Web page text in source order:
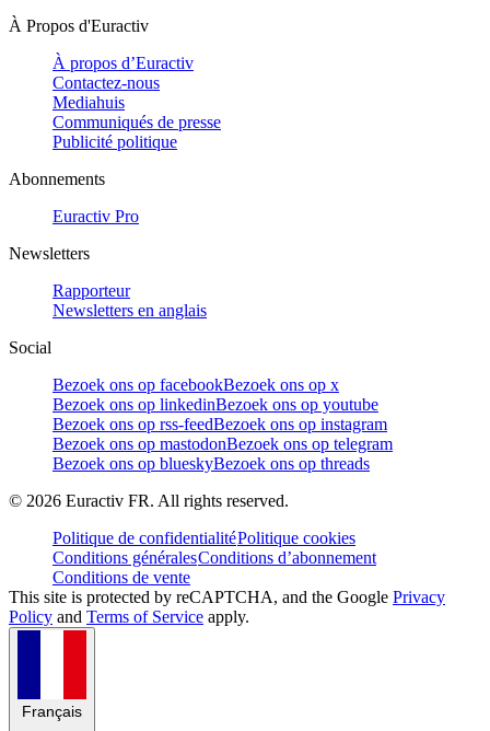
À Propos d'Euractiv
À propos d’Euractiv
Contactez-nous
Mediahuis
Communiqués de presse
Publicité politique
Abonnements
Euractiv Pro
Newsletters
Rapporteur
Newsletters en anglais
Social
Bezoek ons op facebookBezoek ons op x
Bezoek ons op linkedinBezoek ons op youtube
Bezoek ons op rss-feedBezoek ons op instagram
Bezoek ons op mastodonBezoek ons op telegram
Bezoek ons op blueskyBezoek ons op threads
© 2026 Euractiv FR. All rights reserved.
Politique de confidentialitéPolitique cookies
Conditions généralesConditions d’abonnement
Conditions de vente
This site is protected by reCAPTCHA, and the Google Privacy
Policy and Terms of Service apply.
Français